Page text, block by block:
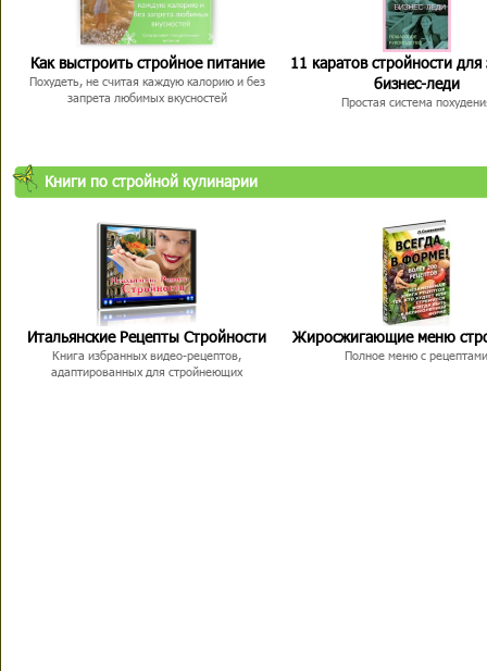
Как выстроить стройное питание
Похудеть, не считая каждую калорию и без
запрета любимых вкусностей
11 каратов стройности для
бизнес-леди
Простая система
Книги по стройной кулинарии
Итальянские Рецепты Стройности
Книга избранных видео-рецептов,
адаптированных для стройнеющих
Жиросжигающие меню
Полное меню с рецептами